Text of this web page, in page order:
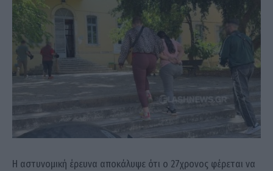
Η αστυνομική έρευνα αποκάλυψε ότι ο 27χρονος φέρεται να